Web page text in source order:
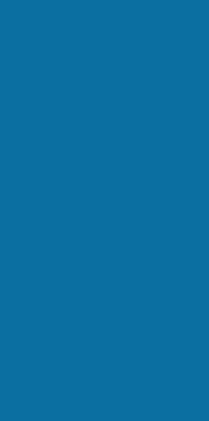
Гидроизоляция
предотвращает
материалы служат
качественная
Этап 3:
Утепление стен
или механического
укладывается в
условий региона.
температуру, при
(рассчитывается
влажности
разрушающая
Требуемая толщина
умеренного
пеноплекса, для